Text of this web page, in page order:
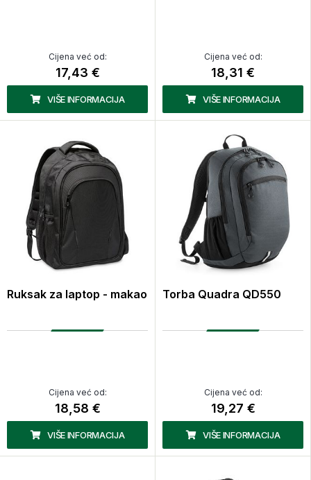
Cijena već od:
17,43 €
VIŠE INFORMACIJA
Cijena već od:
18,31 €
VIŠE INFORMACIJA
Ruksak za laptop - makao
Cijena već od:
18,58 €
VIŠE INFORMACIJA
Torba Quadra QD550
Cijena već od:
19,27 €
VIŠE INFORMACIJA